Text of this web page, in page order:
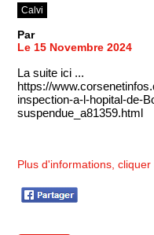
Calvi
Par
Le 15 Novembre 2024
La suite ici ...
https://
inspection-a-l-hopital-de-
suspendue_a81359.html
Plus d'informations, cliquer